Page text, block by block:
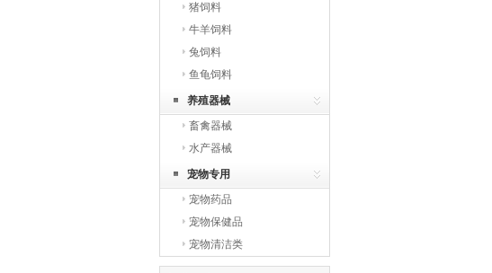
猪饲料
牛羊饲料
兔饲料
鱼龟饲料
养殖器械
畜禽器械
水产器械
宠物专用
宠物药品
宠物保健品
宠物清洁类